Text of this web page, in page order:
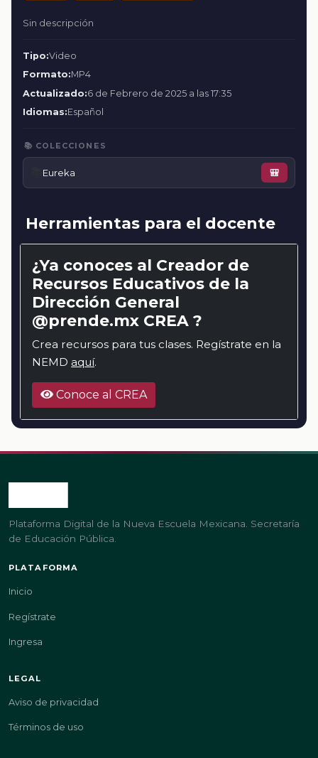
Sin descripción
Tipo:Video
Formato:MP4
Actualizado:6 de Febrero de 2025 a las 17:35
Idiomas:Español
📚 COLECCIONES
Eureka 🎒
Herramientas para el docente
¿Ya conoces al Creador de
Recursos Educativos de la
Dirección General
@prende.mx CREA ?
Crea recursos para tus clases. Regístrate en la
NEMD aquí.
Conoce al CREA
Plataforma Digital de la Nueva Escuela Mexicana. Secretaría
de Educación Pública.
PLATAFORMA
Inicio
Regístrate
Ingresa
LEGAL
Aviso de privacidad
Términos de uso